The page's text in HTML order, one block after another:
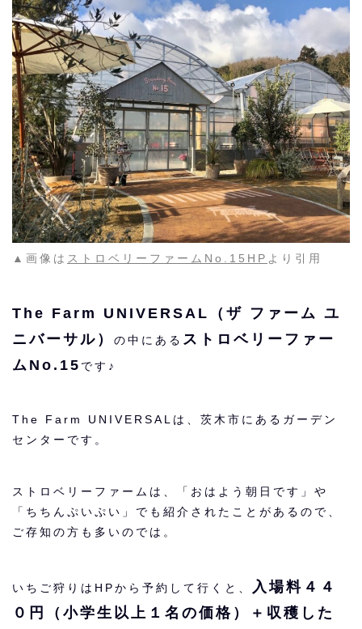
▲画像は ストロベリーファームNo.15HP より引用
The Farm UNIVERSAL（ザ ファーム ユ
ニバーサル）
の中にある ストロベリーファー
ムNo.15 です♪
The Farm UNIVERSALは、茨木市にあるガーデン
センターです。
ストロベリーファームは、「おはよう朝日です」や
「ちちんぷいぷい」でも紹介されたことがあるので、
ご存知の方も多いのでは。
いちご狩りはHPから予約して行くと、
入場料４４
０円（小学生以上１名の価格）＋収穫した